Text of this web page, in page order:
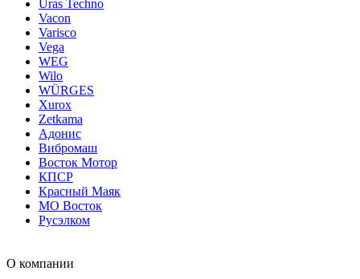
Uras Techno
Vacon
Varisco
Vega
WEG
Wilo
WÜRGES
Xurox
Zetkama
Адонис
Вибромаш
Восток Мотор
КПСР
Красный Маяк
МО Восток
Русэлком
О компании